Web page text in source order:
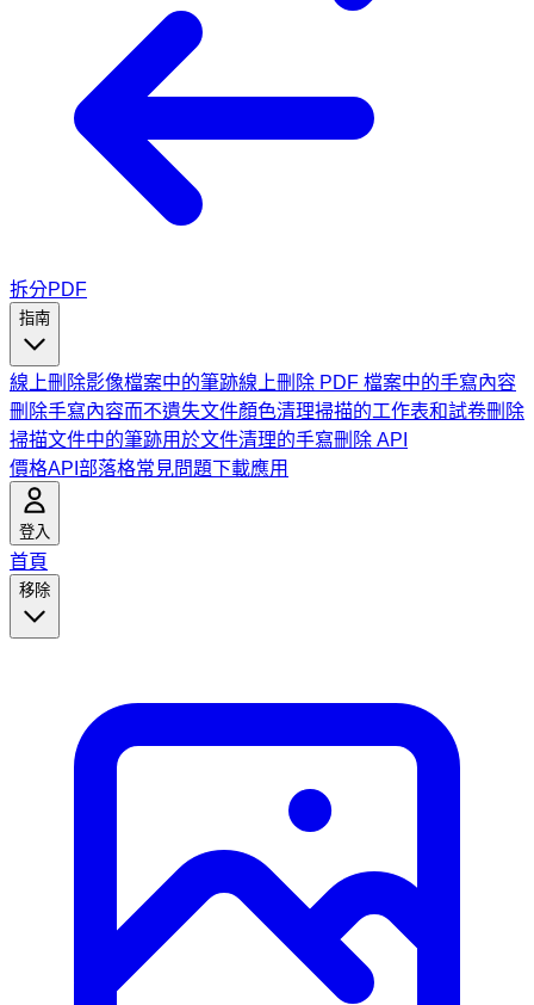
拆分PDF
指南
線上刪除影像檔案中的筆跡線上刪除 PDF 檔案中的手寫內容
刪除手寫內容而不遺失文件顏色清理掃描的工作表和試卷刪除
掃描文件中的筆跡用於文件清理的手寫刪除 API
價格API 部落格常見問題下載應用
登入
首頁
移除